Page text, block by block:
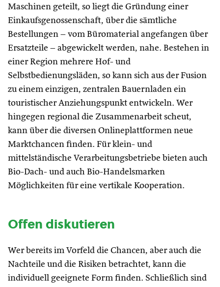
Maschinen geteilt, so liegt die Gründung einer
Einkaufsgenossenschaft, über die sämtliche
Bestellungen – vom Büromaterial angefangen über
Ersatzteile – abgewickelt werden, nahe. Bestehen in
einer Region mehrere Hof- und
Selbstbedienungsläden, so kann sich aus der Fusion
zu einem einzigen, zentralen Bauernladen ein
touristischer Anziehungspunkt entwickeln. Wer
hingegen regional die Zusammenarbeit scheut,
kann über die diversen Onlineplattformen neue
Marktchancen finden. Für klein- und
mittelständische Verarbeitungsbetriebe bieten auch
Bio-Dach- und auch Bio-Handelsmarken
Möglichkeiten für eine vertikale Kooperation.
Offen diskutieren
Wer bereits im Vorfeld die Chancen, aber auch die
Nachteile und die Risiken betrachtet, kann die
individuell geeignete Form finden. Schließlich sind